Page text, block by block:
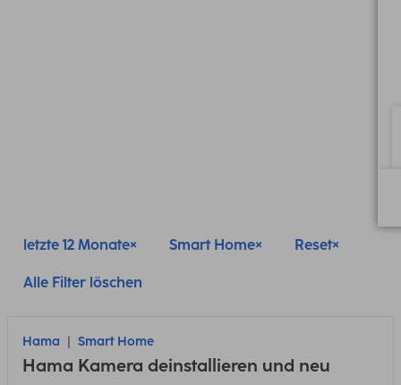
letzte 12 Monate Smart Home Reset
Alle Filter löschen
Hama Smart Home
Hama Kamera deinstallieren und neu